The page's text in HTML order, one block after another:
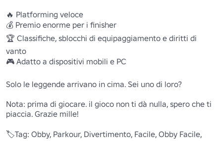
🔥 Platforming veloce
💰 Premio enorme per i finisher
🏆 Classifiche, sblocchi di equipaggiamento e diritti di
vanto
🎮 Adatto a dispositivi mobili e PC
Solo le leggende arrivano in cima. Sei uno di loro?
Nota: prima di giocare. il gioco non ti dà nulla, spero che ti
piaccia. Grazie mille!
🏷️Tag: Obby, Parkour, Divertimento, Facile, Obby Facile,